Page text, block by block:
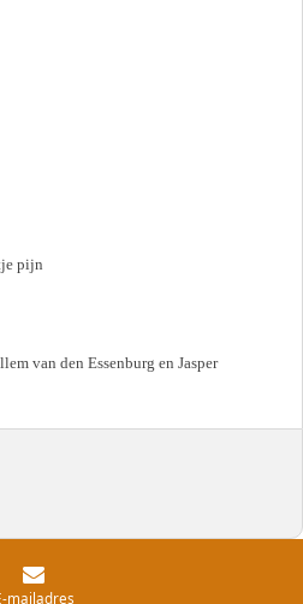
pijn
van den Essenburg en Jasper
mailadres